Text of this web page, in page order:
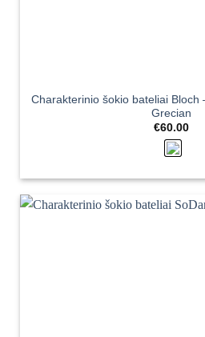
Charakterinio šokio bateliai Bloch
Grecian
€60.00